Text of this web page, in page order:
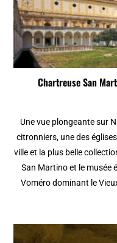
Chartreuse San
Une vue plongeante sur
citronniers, une des
ville et la plus belle
San Martino et le musée
Voméro dominant le